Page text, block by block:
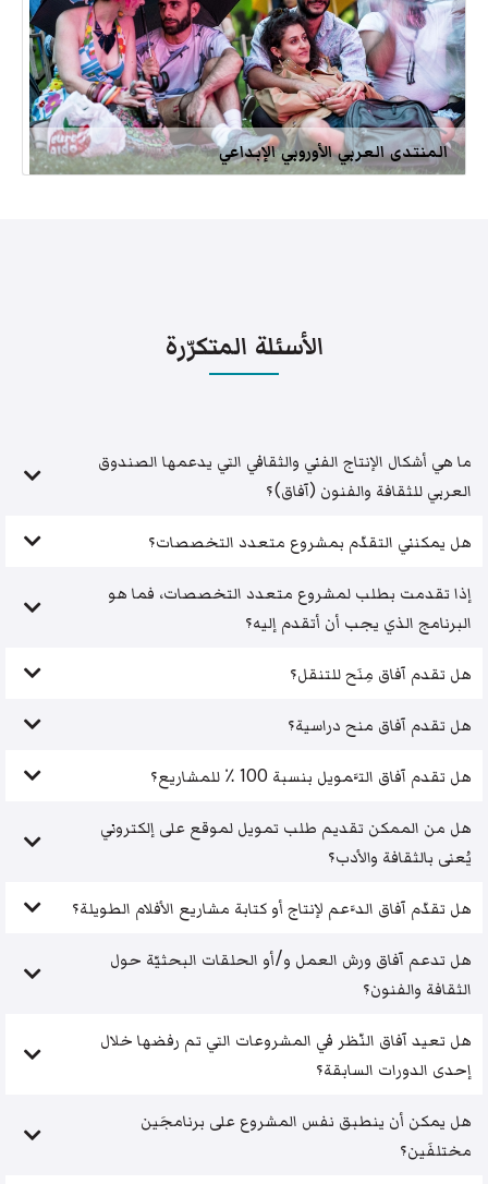
المنتدى العربي الأوروبي الإبداعي
الأسئلة المتكرّرة
ما هي أشكال الإنتاج الفني والثقافي التي يدعمها الصندوق
العربي للثقافة والفنون (آفاق)؟
هل يمكنني التقدّم بمشروع متعدد التخصصات؟
إذا تقدمت بطلب لمشروع متعدد التخصصات، فما هو
البرنامج الذي يجب أن أتقدم إليه؟
هل تقدم آفاق مِنَح للتنقل؟
هل تقدم آفاق منح دراسية؟
هل تقدم آفاق التَّمويل بنسبة 100 ٪ للمشاريع؟
هل من الممكن تقديم طلب تمويل لموقع على إلكتروني
يُعنى بالثقافة والأدب؟
هل تقدّم آفاق الدَّعم لإنتاج أو كتابة مشاريع الأفلام الطويلة؟
هل تدعم آفاق ورش العمل و/أو الحلقات البحثيّة حول
الثقافة والفنون؟
هل تعيد آفاق النّظر في المشروعات التي تم رفضها خلال
إحدى الدورات السابقة؟
هل يمكن أن ينطبق نفس المشروع على برنامجَين
مختلفَين؟